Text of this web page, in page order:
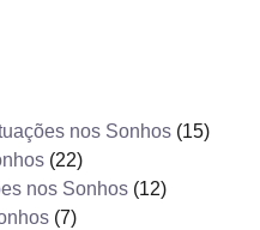
nos Sonhos (15)
(22)
nos Sonhos (12)
(7)